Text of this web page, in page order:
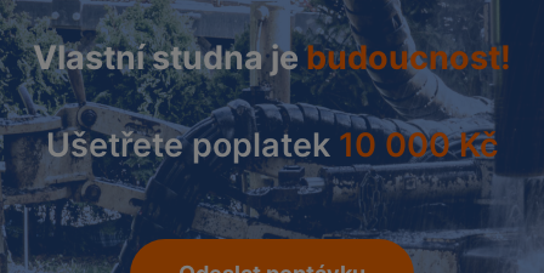
Vlastní studna jebudoucnost!
Ušetřete poplatek10 000 Kč